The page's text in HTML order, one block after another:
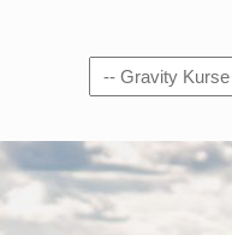
Navigation